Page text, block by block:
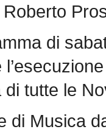
Roberto
di
di tutte le
di Musica